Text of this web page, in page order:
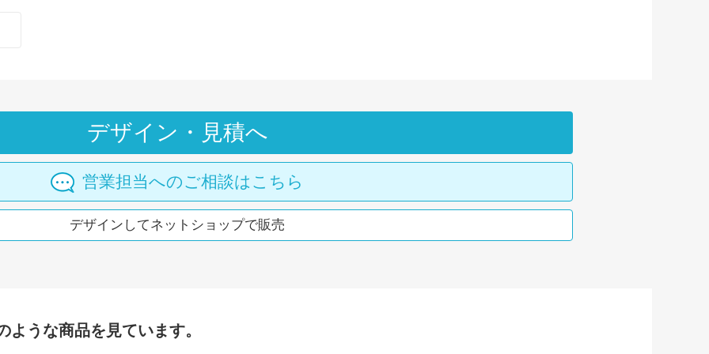
デザイン・見積へ
営業担当へのご相談はこちら
デザインしてネットショップで販売
うな商品を見ています。